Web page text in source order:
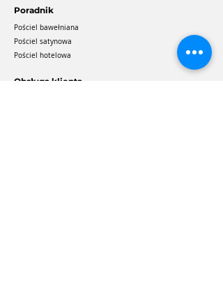
Poradnik
Pościel bawełniana
Pościel satynowa
Pościel hotelowa
Obsługa klienta